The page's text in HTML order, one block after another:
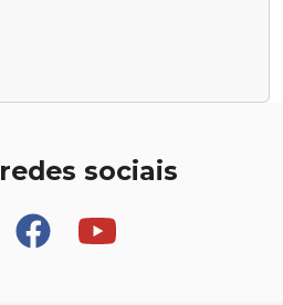
sociais